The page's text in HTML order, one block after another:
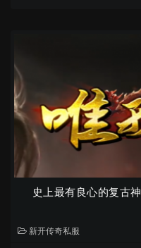
史上最有良心的复古
新开传奇私服